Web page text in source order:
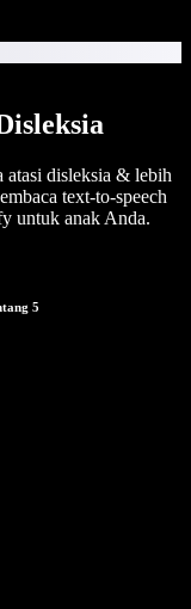
atasi disleksia & lebih
text-to-speech
untuk anak Anda.
5